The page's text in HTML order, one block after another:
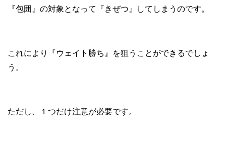
『包囲』の対象となって『きぜつ』してしまうのです。
これにより『ウェイト勝ち』を狙うことができるでしょ
う。
ただし、１つだけ注意が必要です。